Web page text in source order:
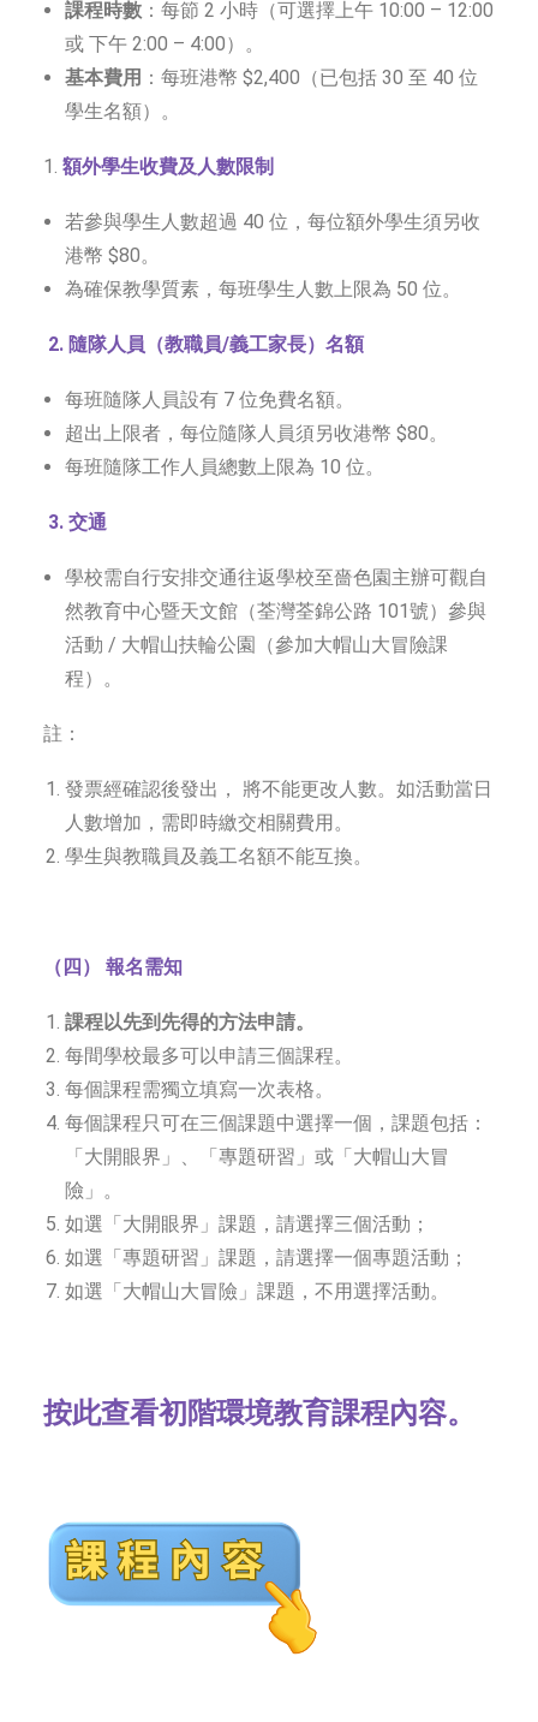
課程時數 ：每節 2 小時（可選擇上午 10:00 – 12:00
或 下午 2:00 – 4:00）。
基本費用 ：每班港幣 $2,400（已包括 30 至 40 位
學生名額）。
1. 額外學生收費及人數限制
若參與學生人數超過 40 位，每位額外學生須另收
港幣 $80。
為確保教學質素，每班學生人數上限為 50 位。
2. 隨隊人員（教職員/義工家長）名額
每班隨隊人員設有 7 位免費名額。
超出上限者，每位隨隊人員須另收港幣 $80。
每班隨隊工作人員總數上限為 10 位。
3. 交通
學校需自行安排交通往返學校至嗇色園主辦可觀自
然教育中心暨天文館（荃灣荃錦公路 101號）參與
活動 / 大帽山扶輪公園（參加大帽山大冒險課
程）。
註：
發票經確認後發出， 將不能更改人數。如活動當日
人數增加，需即時繳交相關費用。
學生與教職員及義工名額不能互換。
（四） 報名需知
課程以先到先得的方法申請。
每間學校最多可以申請三個課程。
每個課程需獨立填寫一次表格。
每個課程只可在三個課題中選擇一個，課題包括：
「大開眼界」、「專題研習」或「大帽山大冒
險」。
如選「大開眼界」課題，請選擇三個活動；
如選「專題研習」課題，請選擇一個專題活動；
如選「大帽山大冒險」課題，不用選擇活動。
按此查看初階環境教育課程內容。